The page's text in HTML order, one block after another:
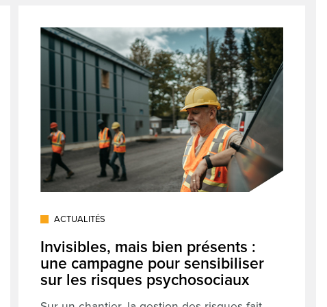
ACTUALITÉS
Invisibles, mais bien présents :
une campagne pour sensibiliser
sur les risques psychosociaux